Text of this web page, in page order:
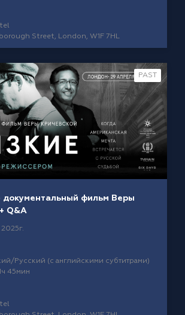
Street, London, W1F 7HL
PAST
документальный фильм Веры
Q&A
Русский (с английскими субтитрами)
45мин